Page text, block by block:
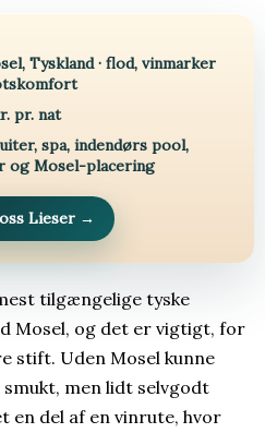
Tyskland · flod, vinmarker
pr. nat
spa, indendørs pool,
og Mosel-placering
Lieser →
tilgængelige tyske
Mosel, og det er vigtigt, for
stift. Uden Mosel kunne
men lidt selvgodt
en del af en vinrute, hvor